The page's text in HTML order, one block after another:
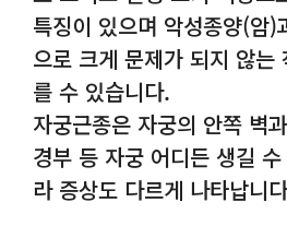
특징이 있으며 악성종양(암)
으로 크게 문제가 되지 않는
를 수 있습니다.
자궁근종은 자궁의 안쪽 벽
경부 등 자궁 어디든 생길
라 증상도 다르게 나타납니